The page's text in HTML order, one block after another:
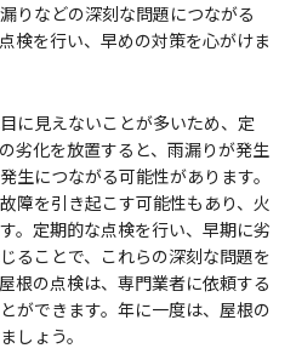
りなどの深刻な問題につながる
検を行い、早めの対策を心がけま
に見えないことが多いため、定
劣化を放置すると、雨漏りが発生
生につながる可能性があります。
障を引き起こす可能性もあり、火
。定期的な点検を行い、早期に劣
ることで、これらの深刻な問題を
根の点検は、専門業者に依頼する
ができます。年に一度は、屋根の
しょう。